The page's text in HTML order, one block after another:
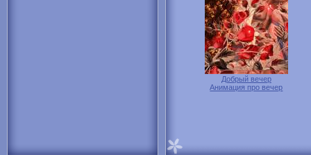
Добрый вечер
Анимация про вечер